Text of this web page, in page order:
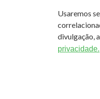
Usaremos
divulgação,
privacidade.